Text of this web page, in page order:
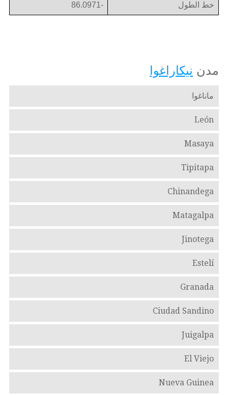
خط الطول -86.0971
مدن نيكاراغوا
ماناغوا
León
Masaya
Tipitapa
Chinandega
Matagalpa
Jinotega
Estelí
Granada
Ciudad Sandino
Juigalpa
El Viejo
Nueva Guinea